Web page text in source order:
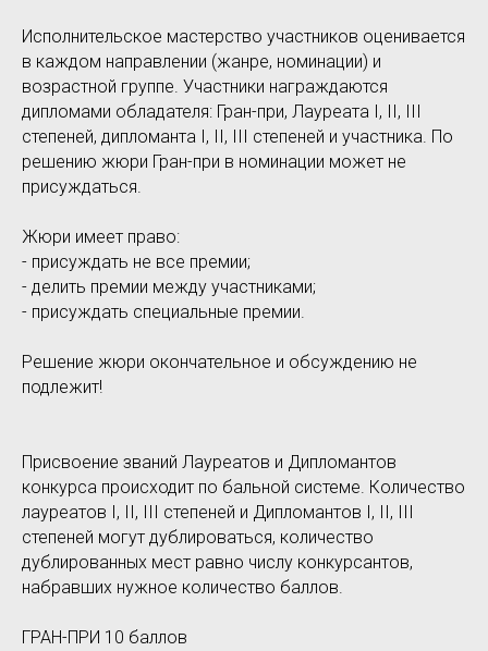
Исполнительское мастерство участников оценивается
в каждом направлении (жанре, номинации) и
возрастной группе. Участники награждаются
дипломами обладателя: Гран-при, Лауреата I, II, III
степеней, дипломанта I, II, III степеней и участника. По
решению жюри Гран-при в номинации может не
присуждаться.
Жюри имеет право:
- присуждать не все премии;
- делить премии между участниками;
- присуждать специальные премии.
Решение жюри окончательное и обсуждению не
подлежит!
Присвоение званий Лауреатов и Дипломантов
конкурса происходит по бальной системе. Количество
лауреатов I, II, III степеней и Дипломантов I, II, III
степеней могут дублироваться, количество
дублированных мест равно числу конкурсантов,
набравших нужное количество баллов.
ГРАН-ПРИ 10 баллов